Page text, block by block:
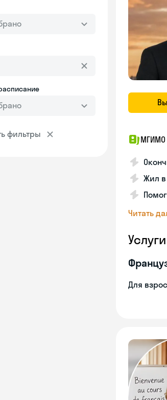
фильтры
МГИМО
Жил в
Читать
Для